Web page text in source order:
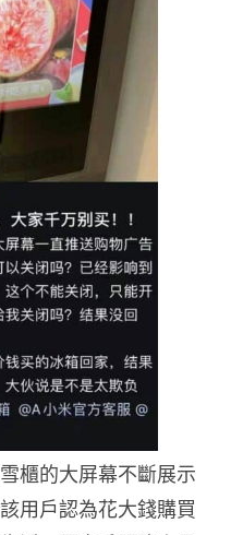
櫃的大屏幕不斷展示
用戶認為花大錢購買